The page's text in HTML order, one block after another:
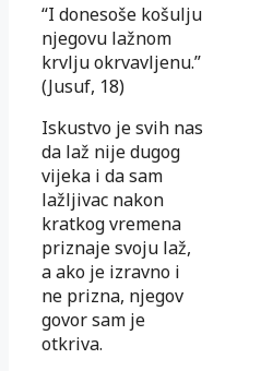
“I donesoše košulju
njegovu lažnom
krvlju okrvavljenu.”
(Jusuf, 18)
Iskustvo je svih nas
da laž nije dugog
vijeka i da sam
lažljivac nakon
kratkog vremena
priznaje svoju laž,
a ako je izravno i
ne prizna, njegov
govor sam je
otkriva.